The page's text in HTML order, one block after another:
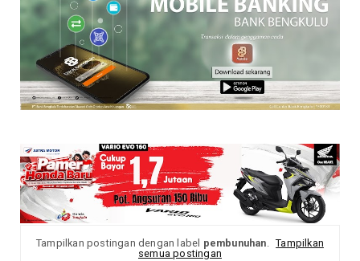
Tampilkan postingan dengan label pembunuhan. Tampilkan
semua postingan